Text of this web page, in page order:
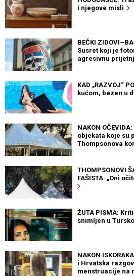
i njegove misli
BEČKI
Susret koji je
agresivnu
KAD „RAZVOJ“
kućom, bazen u
NAKON
objekata koje su
Thompsonova
THOMPSONOVI
FAŠISTA: „Oni
ŽUTA PISMA:
snimljen u
NAKON
i Hrvatska
menstruacije na